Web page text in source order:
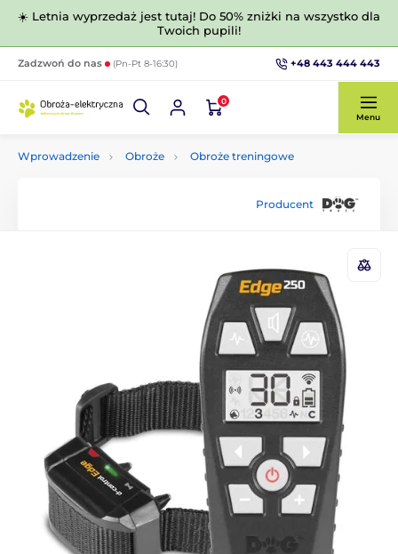
☀️ Letnia wyprzedaż jest tutaj! Do 50% zniżki na wszystko dla
Twoich pupili!
Zadzwoń do nas (Pn-Pt 8-16:30) +48 443 444 443
0
Menu
Wprowadzenie Obroże Obroże treningowe
Producent